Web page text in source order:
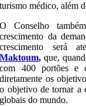
turismo médico, além
O Conselho
crescimento da
crescimento será
Maktoum,que,
com 400 portões e
diretamente os
o objetivo de tornar a
globais do mundo.